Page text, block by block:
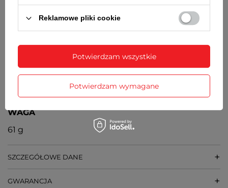
GRUBOŚĆ KOPERTY
SZEROKOŚĆ BRANSOLETY PRZY KOPERCIE
18 mm
WAGA
61 g
SZCZEGÓŁOWE DANE
GWARANCJA
Reklamowe pliki cookie
Potwierdzam wymagane
Potwierdzam wszystkie